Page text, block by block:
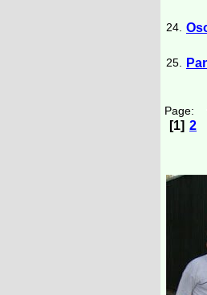
24.
25.
Page:
[1] 2